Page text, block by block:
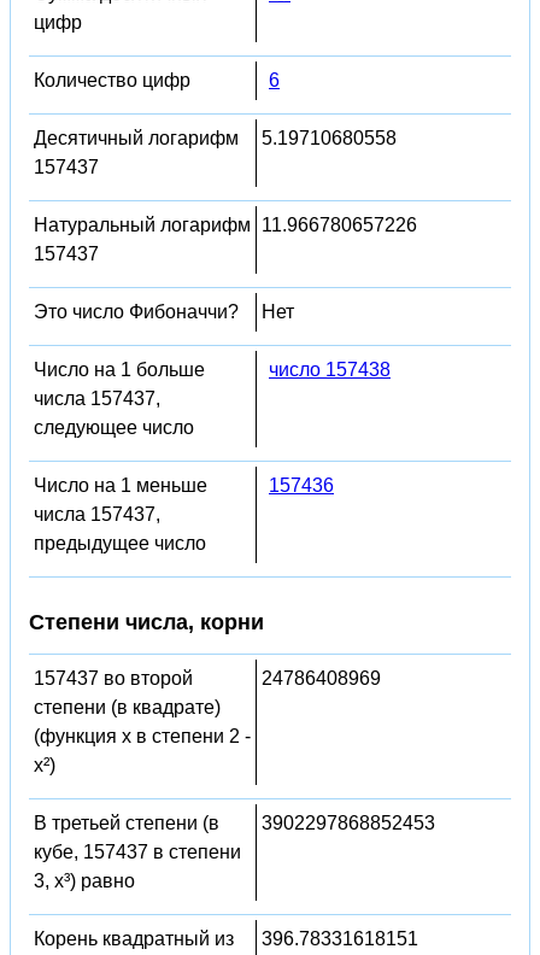
цифр
Количество цифр 6
Десятичный логарифм
157437
5.19710680558
Натуральный логарифм
157437
11.966780657226
Это число Фибоначчи? Нет
Число на 1 больше
числа 157437,
следующее число
число 157438
Число на 1 меньше
числа 157437,
предыдущее число
157436
Степени числа, корни
157437 во второй
степени (в квадрате)
(функция x в степени 2 -
x²)
24786408969
В третьей степени (в
кубе, 157437 в степени
3, x³) равно
3902297868852453
Корень квадратный из
396.78331618151